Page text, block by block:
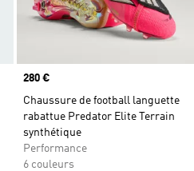
Prix
280 €
Chaussure de football languette
rabattue Predator Elite Terrain
synthétique
Performance
6 couleurs